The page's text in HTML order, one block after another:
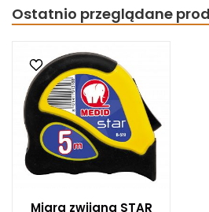
Ostatnio przeglądane
Miara zwijana STAR